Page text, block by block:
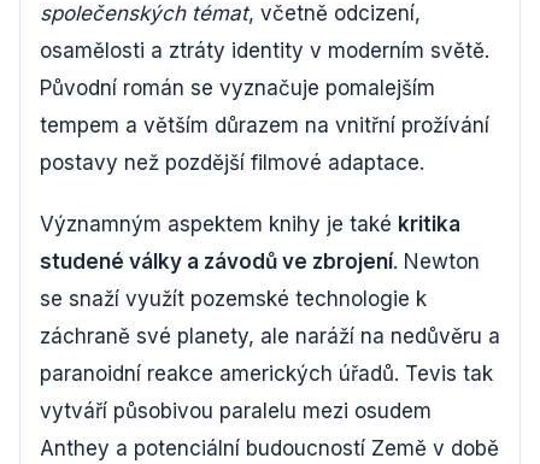
společenských témat, včetně odcizení,
osamělosti a ztráty identity v moderním světě.
Původní román se vyznačuje pomalejším
tempem a větším důrazem na vnitřní prožívání
postavy než pozdější filmové adaptace.
Významným aspektem knihy je také kritika
studené války a závodů ve zbrojení. Newton
se snaží využít pozemské technologie k
záchraně své planety, ale naráží na nedůvěru a
paranoidní reakce amerických úřadů. Tevis tak
vytváří působivou paralelu mezi osudem
Anthey a potenciální budoucností Země v době